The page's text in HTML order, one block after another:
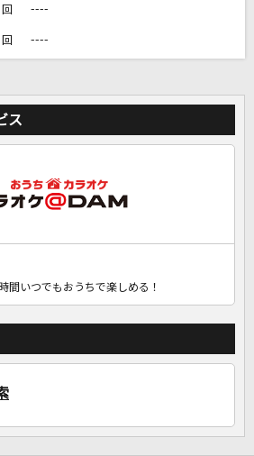
友達と一緒に！練習にも！
回 ----
回 ----
ス
間いつでもおうちで楽しめる！